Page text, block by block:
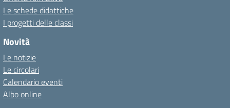
Le schede didattiche
I progetti delle classi
Novità
Le notizie
Le circolari
Calendario eventi
Albo online